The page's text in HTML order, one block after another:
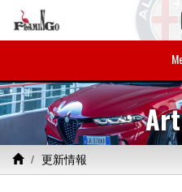
更新情報